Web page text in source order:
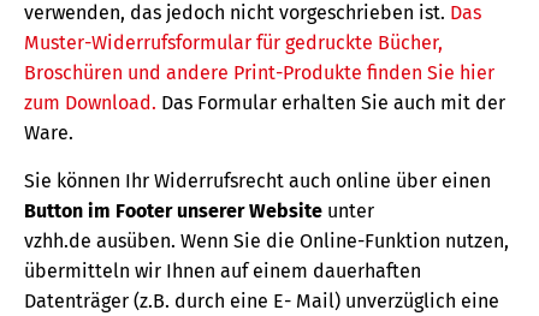
verwenden, das jedoch nicht vorgeschrieben ist. Das
Muster-Widerrufsformular für gedruckte Bücher,
Broschüren und andere Print-Produkte finden Sie hier
zum Download. Das Formular erhalten Sie auch mit der
Ware.
Sie können Ihr Widerrufsrecht auch online über einen
Button im Footer unserer Website unter
vzhh.de ausüben. Wenn Sie die Online-Funktion nutzen,
übermitteln wir Ihnen auf einem dauerhaften
Datenträger (z.B. durch eine E- Mail) unverzüglich eine